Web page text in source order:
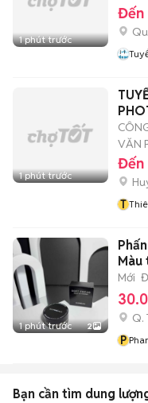
1 phút trước
Đến
1 phút trước
VĂN
Đến
T
1 phút trước 2
Mới
Q.
P
Bạn cần tìm dung